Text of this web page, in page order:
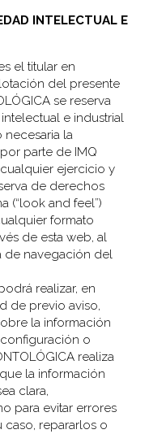
INTELECTUAL E
el titular en
del presente
se reserva
e industrial
necesaria la
parte de IMQ
cualquier ejercicio y
de derechos
(“look and feel”)
formato
de esta web, al
de navegación del
realizar, en
de previo aviso,
la información
o
realiza
la información
clara,
para evitar errores
caso, repararlos o